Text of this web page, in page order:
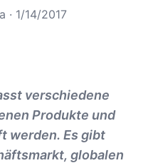
· 1/14/2017
verschiedene
Produkte und
werden. Es gibt
globalen